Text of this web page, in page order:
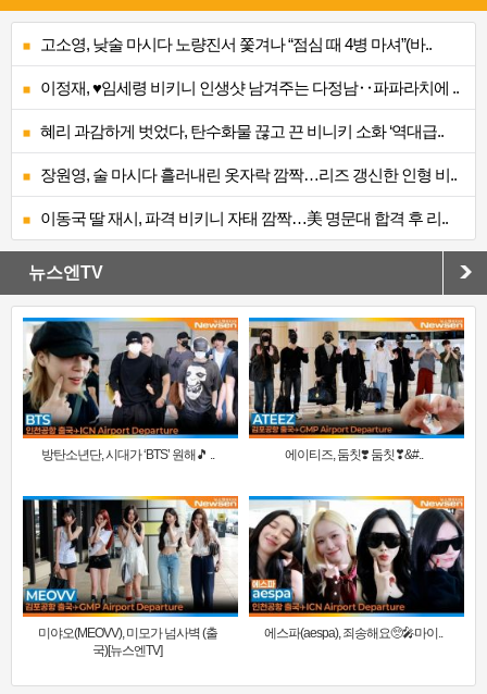
고소영, 낮술 마시다 노량진서 쫓겨나 “점심 때 4병 마셔”(바..
이정재, ♥임세령 비키니 인생샷 남겨주는 다정남‥파파라치에 ..
혜리 과감하게 벗었다, 탄수화물 끊고 끈 비니키 소화 ‘역대급..
장원영, 술 마시다 흘러내린 옷자락 깜짝…리즈 갱신한 인형 비..
이동국 딸 재시, 파격 비키니 자태 깜짝…美 명문대 합격 후 리..
뉴스엔TV
방탄소년단, 시대가 ‘BTS’ 원해🎵 .. 에이티즈, 둠칫❣️ 둠칫❣&#..
미야오(MEOVV), 미모가 넘사벽 (출
국)[뉴스엔TV]
에스파(aespa), 죄송해요🥺🎤마이..